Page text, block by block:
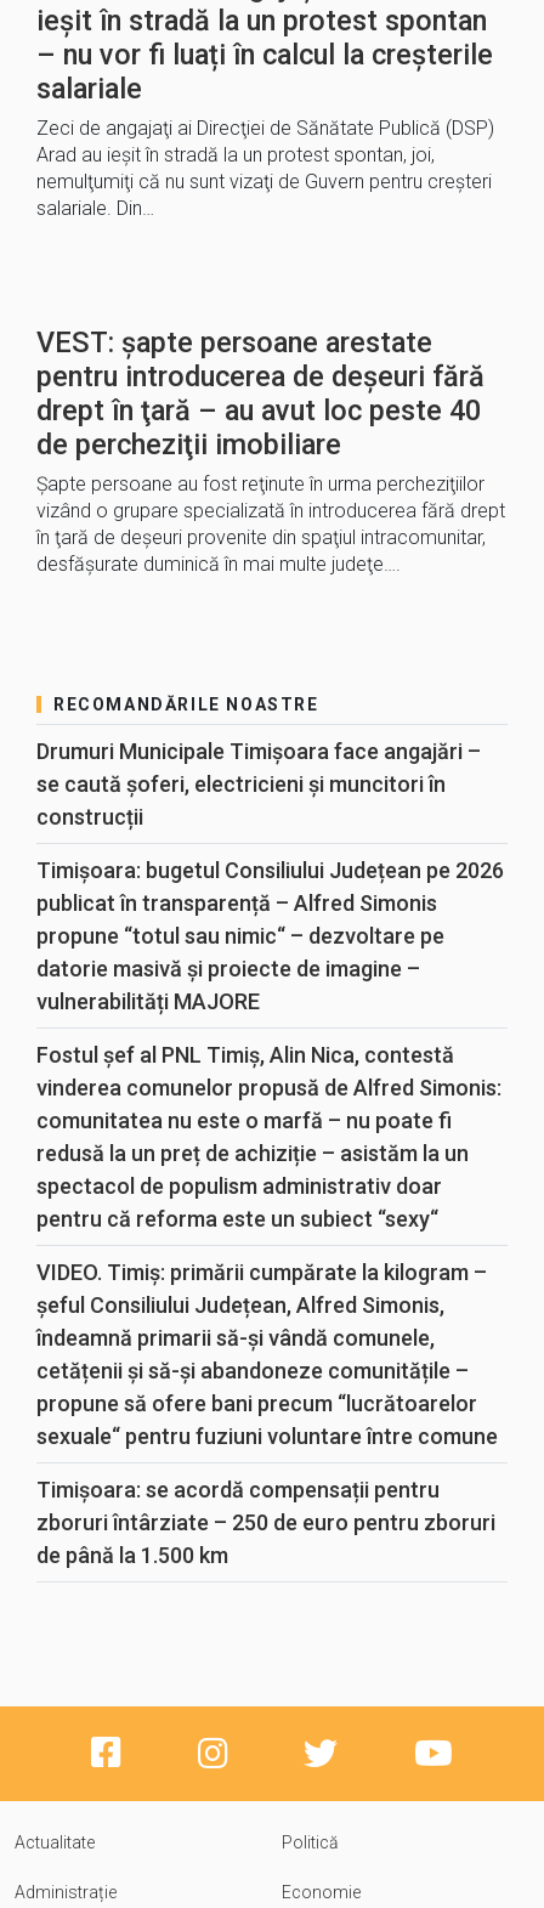
ieșit în stradă la un protest spontan
– nu vor fi luați în calcul la creșterile
salariale
Zeci de angajaţi ai Direcţiei de Sănătate Publică (DSP)
Arad au ieşit în stradă la un protest spontan, joi,
nemulţumiţi că nu sunt vizaţi de Guvern pentru creşteri
salariale. Din…
VEST: șapte persoane arestate
pentru introducerea de deşeuri fără
drept în ţară – au avut loc peste 40
de percheziţii imobiliare
Şapte persoane au fost reţinute în urma percheziţiilor
vizând o grupare specializată în introducerea fără drept
în ţară de deşeuri provenite din spaţiul intracomunitar,
desfăşurate duminică în mai multe judeţe….
RECOMANDĂRILE NOASTRE
Drumuri Municipale Timișoara face angajări –
se caută șoferi, electricieni și muncitori în
construcții
Timișoara: bugetul Consiliului Județean pe 2026
publicat în transparență – Alfred Simonis
propune “totul sau nimic“ – dezvoltare pe
datorie masivă și proiecte de imagine –
vulnerabilități MAJORE
Fostul șef al PNL Timiș, Alin Nica, contestă
vinderea comunelor propusă de Alfred Simonis:
comunitatea nu este o marfă – nu poate fi
redusă la un preț de achiziție – asistăm la un
spectacol de populism administrativ doar
pentru că reforma este un subiect “sexy“
VIDEO. Timiș: primării cumpărate la kilogram –
șeful Consiliului Județean, Alfred Simonis,
îndeamnă primarii să-și vândă comunele,
cetățenii și să-și abandoneze comunitățile –
propune să ofere bani precum “lucrătoarelor
sexuale“ pentru fuziuni voluntare între comune
Timișoara: se acordă compensații pentru
zboruri întârziate – 250 de euro pentru zboruri
de până la 1.500 km
Actualitate Politică
Administrație Economie